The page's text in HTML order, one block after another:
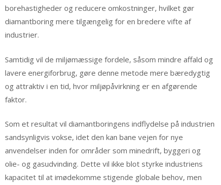
borehastigheder og reducere omkostninger, hvilket gør
diamantboring mere tilgængelig for en bredere vifte af
industrier.
Samtidig vil de miljømæssige fordele, såsom mindre affald og
lavere energiforbrug, gøre denne metode mere bæredygtig
og attraktiv i en tid, hvor miljøpåvirkning er en afgørende
faktor.
Som et resultat vil diamantboringens indflydelse på industrien
sandsynligvis vokse, idet den kan bane vejen for nye
anvendelser inden for områder som minedrift, byggeri og
olie- og gasudvinding. Dette vil ikke blot styrke industriens
kapacitet til at imødekomme stigende globale behov, men